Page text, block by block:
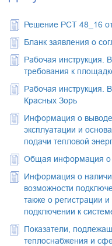
Решение РСТ 48_16
Бланк заявления о
Рабочая инструкция.
требования к
Рабочая инструкция.
Красных Зорь
Информация о выводе
эксплуатации и
подачи тепловой
Общая информация о
Информация о
возможности
также о регистрации
подключении к
Показатели,
теплоснабжения и